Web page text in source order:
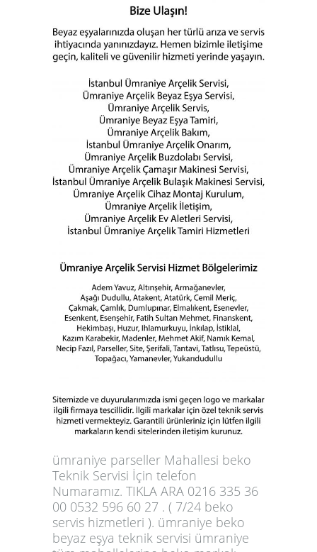
ümraniye parseller Mahallesi beko
Teknik Servisi İçin telefon
Numaramız. TIKLA ARA 0216 335 36
00 0532 596 60 27 . ( 7/24 beko
servis hizmetleri ). ümraniye beko
beyaz eşya teknik servisi ümraniye